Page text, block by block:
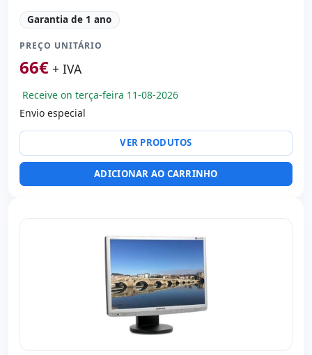
LCD 22 '' FullHD 16:
Contraste 1000: 1
Tela: Dot pitch 0.248 mm · Resposta 5 ms · Brilho 250
cd/m2 · Ângulo visão 170°v/160°h
Portas de vídeo:
Específico tela: Apoio VESA · Pedestal
Outros: hR embalagens
Dimensões: 52x40x19 cm.
Garantia de 1 ano
PREÇO UNITÁRIO
66€ + IVA
Receive on terça-feira 11-08-2026
Envio especial
VER PRODUTOS
ADICIONAR AO CARRINHO